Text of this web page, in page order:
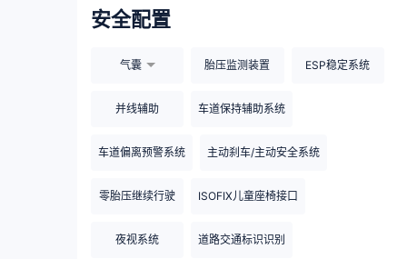
安全配置
气囊 胎压监测装置 ESP稳定系统
并线辅助 车道保持辅助系统
车道偏离预警系统 主动刹车/主动安全系统
零胎压继续行驶 ISOFIX儿童座椅接口
夜视系统 道路交通标识识别